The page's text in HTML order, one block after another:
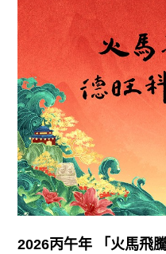
2026丙午年 「火馬飛